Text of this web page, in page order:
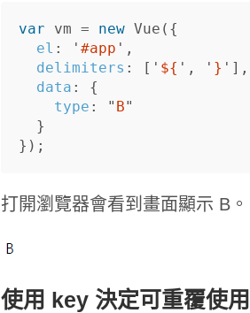
var vm = new Vue ({
el : ' #app ' ,
delimiters : [ ' ${ ' , ' } ' ],
data :
{
type : " B"
}
});
打開瀏覽器會看到畫面顯示 B。
使用 key 決定可重覆使